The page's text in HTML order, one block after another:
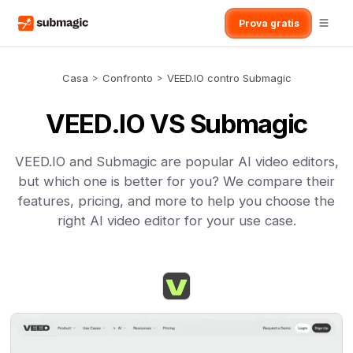
Prova gratis
Casa > Confronto > VEED.IO contro Submagic
VEED.IO VS Submagic
VEED.IO and Submagic are popular AI video editors,
but which one is better for you? We compare their
features, pricing, and more to help you choose the
right AI video editor for your use case.